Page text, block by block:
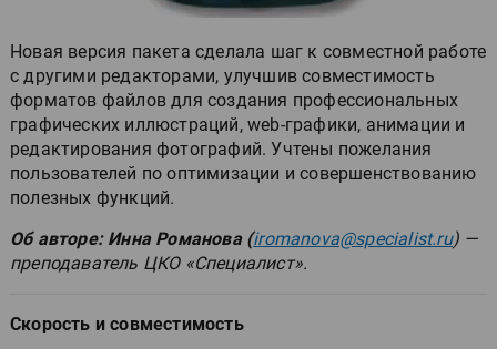
Новая версия пакета сделала шаг к совместной работе
с другими редакторами, улучшив совместимость
форматов файлов для создания профессиональных
графических иллюстраций, web-графики, анимации и
редактирования фотографий. Учтены пожелания
пользователей по оптимизации и совершенствованию
полезных функций.
Об авторе: Инна Романова (iromanova@specialist.ru) —
преподаватель ЦКО «Специалист».
Скорость и совместимость